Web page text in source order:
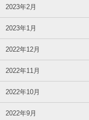
2023年2月
2023年1月
2022年12月
2022年11月
2022年10月
2022年9月